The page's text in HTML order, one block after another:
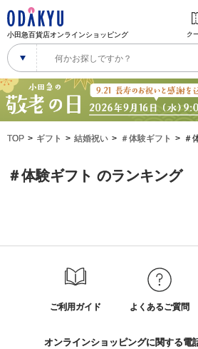
小田急百貨店オンラインショッピング ク
TOP ギフト 結婚祝い ＃体験ギフト ＃
＃体験ギフト のランキング
ご利用ガイド よくあるご質問
オンラインショッピングに関する電